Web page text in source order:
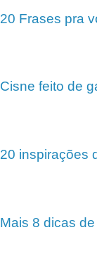
20 Frases pra
Cisne feito de
20 inspirações
Mais 8 dicas